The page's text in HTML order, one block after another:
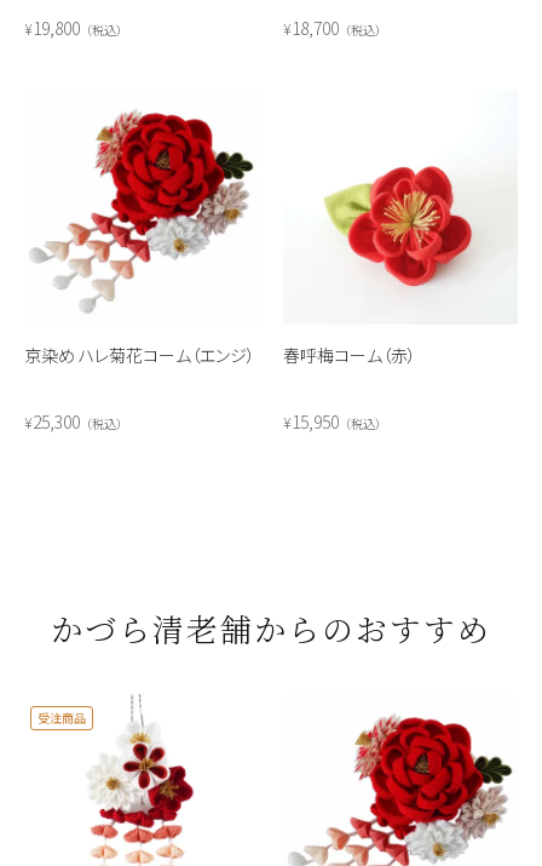
¥19,800 税込 ¥18,700 税込
京染め ハレ菊花コーム（エンジ）
¥25,300 税込
春呼梅コーム（赤）
¥15,950 税込
かづら清老舗からのおすすめ
受注商品